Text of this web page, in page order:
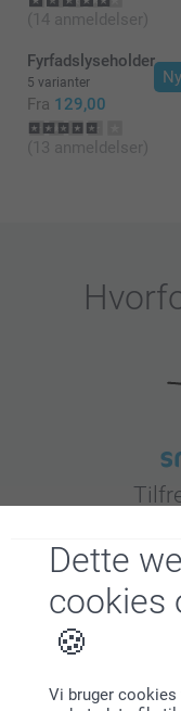
Dette
cookies
Vi bruger
(14 anmeldelser)
Fyrfadslyseholder
5 varianter
Fra 129,00
(13 anmeldelser)